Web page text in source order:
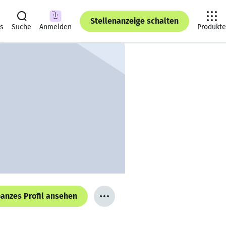
Suche Anmelden
Stellenanzeige schalten
Produkte
Profil ansehen